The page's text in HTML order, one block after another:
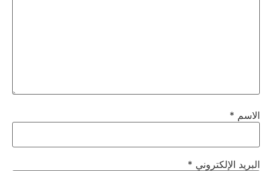
الاسم *
البريد الإلكتروني *